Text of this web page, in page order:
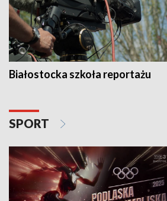
Białostocka szkoła reportażu
SPORT